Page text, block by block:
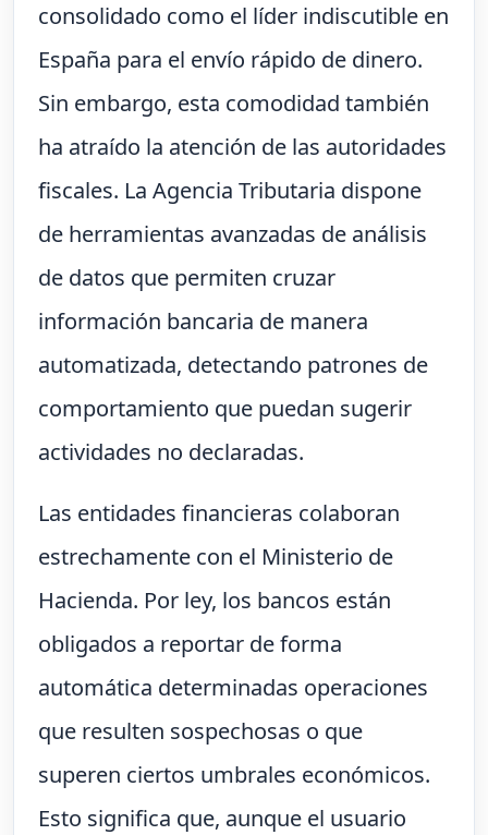
consolidado como el líder indiscutible en
España para el envío rápido de dinero.
Sin embargo, esta comodidad también
ha atraído la atención de las autoridades
fiscales. La Agencia Tributaria dispone
de herramientas avanzadas de análisis
de datos que permiten cruzar
información bancaria de manera
automatizada, detectando patrones de
comportamiento que puedan sugerir
actividades no declaradas.
Las entidades financieras colaboran
estrechamente con el Ministerio de
Hacienda. Por ley, los bancos están
obligados a reportar de forma
automática determinadas operaciones
que resulten sospechosas o que
superen ciertos umbrales económicos.
Esto significa que, aunque el usuario